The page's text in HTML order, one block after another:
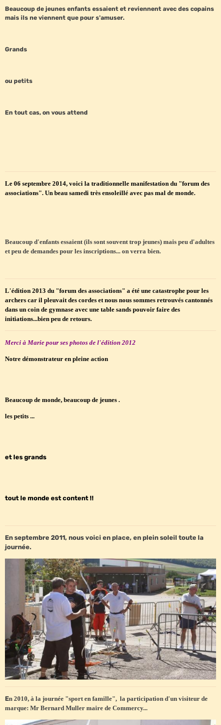
Beaucoup de jeunes enfants essaient et reviennent avec des copains
mais ils ne viennent que pour s'amuser.
Grands
ou petits
En tout cas, on vous attend
Le 06 septembre 2014, voici la traditionnelle manifestation du "forum des
associations". Un beau samedi très ensoleillé avec pas mal de monde.
Beaucoup d'enfants essaient (ils sont souvent trop jeunes) mais peu d'adultes
et peu de demandes pour les inscriptions... on verra bien.
L'édition 2013 du "forum des associations" a été une catastrophe pour les
archers car il pleuvait des cordes et nous nous sommes retrouvés cantonnés
dans un coin de gymnase avec une table sands pouvoir faire des
initiations...bien peu de retours.
Merci à Marie pour ses photos de l'édition 2012
Notre démonstrateur en pleine action
Beaucoup de monde, beaucoup de jeunes .
les petits ...
et les grands
tout le monde est content !!
En septembre 2011, nous voici en place, en plein soleil toute la
journée.
En 2010, à la journée "sport en famille", la participation d'un visiteur de
marque: Mr Bernard Muller maire de Commercy...